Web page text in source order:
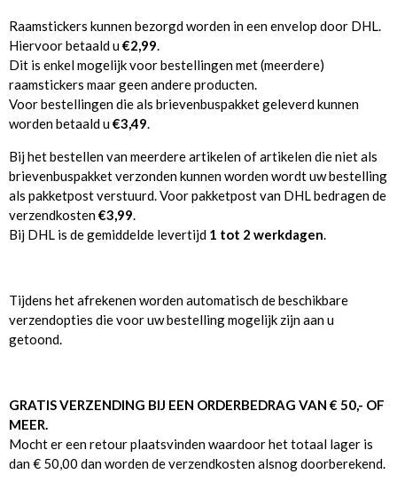
Raamstickers kunnen bezorgd worden in een envelop door DHL.
Hiervoor betaald u€2,99.
Dit is enkel mogelijk voor bestellingen met (meerdere)
raamstickers maar geen andere producten.
Voor bestellingen die als brievenbuspakket geleverd kunnen
worden betaald u€3,49.
Bij het bestellen van meerdere artikelen of artikelen die niet als
brievenbuspakket verzonden kunnen worden wordt uw bestelling
als pakketpost verstuurd. Voor pakketpost van DHL bedragen de
verzendkosten€3,99.
Bij DHL is de gemiddelde levertijd 1 tot 2 werkdagen.
Tijdens het afrekenen worden automatisch de beschikbare
verzendopties die voor uw bestelling mogelijk zijn aan u
getoond.
GRATIS VERZENDING BIJ EEN ORDERBEDRAG VAN € 50,- OF
MEER.
Mocht er een retour plaatsvinden waardoor het totaal lager is
dan € 50,00 dan worden de verzendkosten alsnog doorberekend.